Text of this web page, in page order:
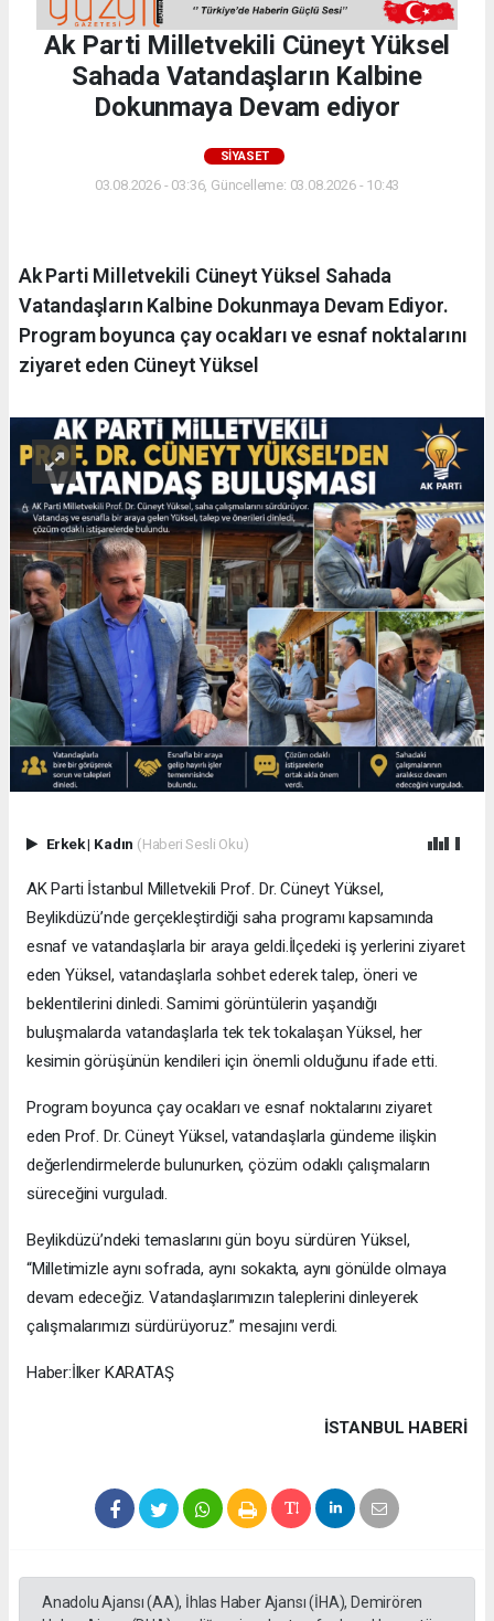
Ak Parti Milletvekili Cüneyt Yüksel
Sahada Vatandaşların Kalbine
Dokunmaya Devam ediyor
SIYASET
03.08.2026 - 03:36, Güncelleme: 03.08.2026 - 10:43
Ak Parti Milletvekili Cüneyt Yüksel Sahada
Vatandaşların Kalbine Dokunmaya Devam Ediyor.
Program boyunca çay ocakları ve esnaf noktalarını
ziyaret eden Cüneyt Yüksel
Erkek| Kadın (Haberi Sesli Oku)
AK Parti İstanbul Milletvekili Prof. Dr. Cüneyt Yüksel,
Beylikdüzü’nde gerçekleştirdiği saha programı kapsamında
esnaf ve vatandaşlarla bir araya geldi.İlçedeki iş yerlerini ziyaret
eden Yüksel, vatandaşlarla sohbet ederek talep, öneri ve
beklentilerini dinledi. Samimi görüntülerin yaşandığı
buluşmalarda vatandaşlarla tek tek tokalaşan Yüksel, her
kesimin görüşünün kendileri için önemli olduğunu ifade etti.
Program boyunca çay ocakları ve esnaf noktalarını ziyaret
eden Prof. Dr. Cüneyt Yüksel, vatandaşlarla gündeme ilişkin
değerlendirmelerde bulunurken, çözüm odaklı çalışmaların
süreceğini vurguladı.
Beylikdüzü’ndeki temaslarını gün boyu sürdüren Yüksel,
“Milletimizle aynı sofrada, aynı sokakta, aynı gönülde olmaya
devam edeceğiz. Vatandaşlarımızın taleplerini dinleyerek
çalışmalarımızı sürdürüyoruz.” mesajını verdi.
Haber:İlker KARATAŞ
İSTANBUL HABERİ
Anadolu Ajansı (AA), İhlas Haber Ajansı (İHA), Demirören